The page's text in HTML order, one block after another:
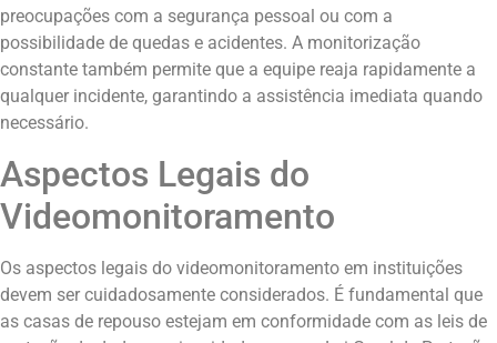
preocupações com a segurança pessoal ou com a
possibilidade de quedas e acidentes. A monitorização
constante também permite que a equipe reaja rapidamente a
qualquer incidente, garantindo a assistência imediata quando
necessário.
Aspectos Legais do
Videomonitoramento
Os aspectos legais do videomonitoramento em instituições
devem ser cuidadosamente considerados. É fundamental que
as casas de repouso estejam em conformidade com as leis de